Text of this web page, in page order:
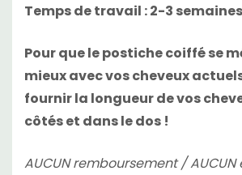
Temps de travail : 2-3 semaines
Pour que le postiche coiffé se
mieux avec vos cheveux
fournir la longueur de vos
côtés et dans le dos !
AUCUN remboursement /